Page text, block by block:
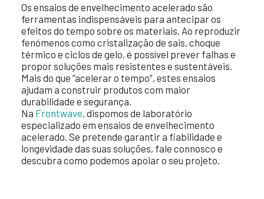
Os ensaios de envelhecimento acelerado são
ferramentas indispensáveis para antecipar os
efeitos do tempo sobre os materiais. Ao reproduzir
fenómenos como cristalização de sais, choque
térmico e ciclos de gelo, é possível prever falhas e
propor soluções mais resistentes e sustentáveis.
Mais do que “acelerar o tempo”, estes ensaios
ajudam a construir produtos com maior
durabilidade e segurança.
Na Frontwave, dispomos de laboratório
especializado em ensaios de envelhecimento
acelerado. Se pretende garantir a fiabilidade e
longevidade das suas soluções, fale connosco e
descubra como podemos apoiar o seu projeto.